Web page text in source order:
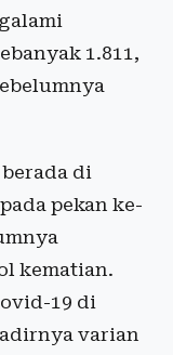
1.811,
di
pekan ke-
kematian.
19 di
varian